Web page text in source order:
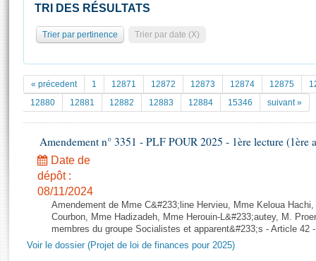
Pétitions
Documents parlementaires
Projets de loi
Propositions de loi
Amendements
Textes adoptés
Rapports d'information
Rapports d'enquête
Rapports législatifs
Statistiques et chiffres clés
Documents de référence
( Constitution | Règlement de l'Assemblée ... )
Histoire
Juniors
Anciennes législatures
Liens vers les sites publics
La Bibliothèque
Les archives
Contacts et plan d'accès
Photos libres de droit
TRI DES RÉSULTATS
Trier par pertinence Trier par date (X)
« précedent 1 12871 12872 12873 12874 12875
12880
12881 12882 12883 12884 15346 suivant »
Amendement n° 3351 - PLF POUR 2025 - 1ère lecture (1ère
Date de
dépôt :
08/11/2024
Amendement de Mme C&#233;line Hervieu, Mme Keloua
Courbon, Mme Hadizadeh, Mme Herouin-L&#233;autey, M.
membres du groupe Socialistes et apparent&#233;s - Article 42
Voir le dossier (Projet de loi de finances pour 2025)